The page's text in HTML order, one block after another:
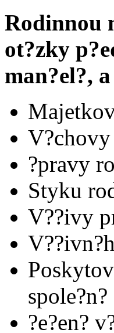
Rodinnou
ot?zky
man?el?,
?pravy
Styku
V??ivy
?e?en?